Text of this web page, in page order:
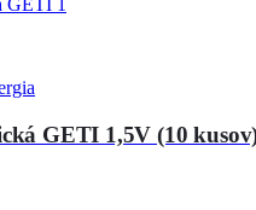
GETI 1,5V (10